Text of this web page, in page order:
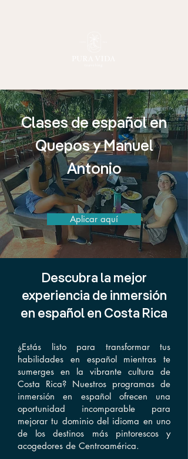
Clases de español en
Quepos y Manuel
Antonio
Aplicar aquí
Descubra la mejor
experiencia de inmersión
en español en Costa Rica
¿Estás listo para transformar tus
habilidades en español mientras te
sumerges en la vibrante cultura de
Costa Rica? Nuestros programas de
inmersión en español ofrecen una
oportunidad incomparable para
mejorar tu dominio del idioma en uno
de los destinos más pintorescos y
acogedores de Centroamérica.